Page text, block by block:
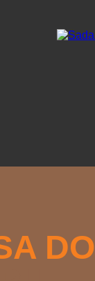
DO